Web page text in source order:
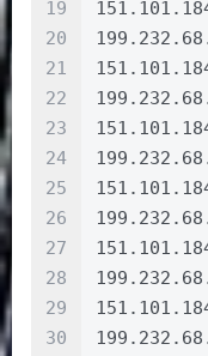
19
20
21
22
23
24
25
26
27
28
29
30